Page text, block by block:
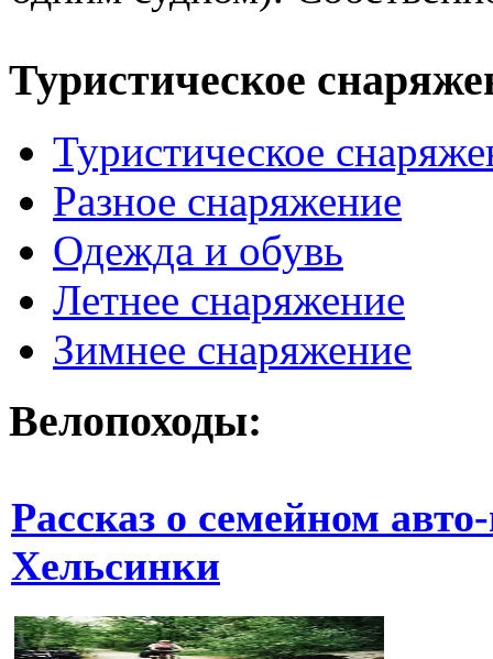
Туристическое
Туристическое
Разное снаряжение
Одежда и обувь
Летнее снаряжение
Зимнее снаряжение
Велопоходы:
Рассказ о семейном
Хельсинки